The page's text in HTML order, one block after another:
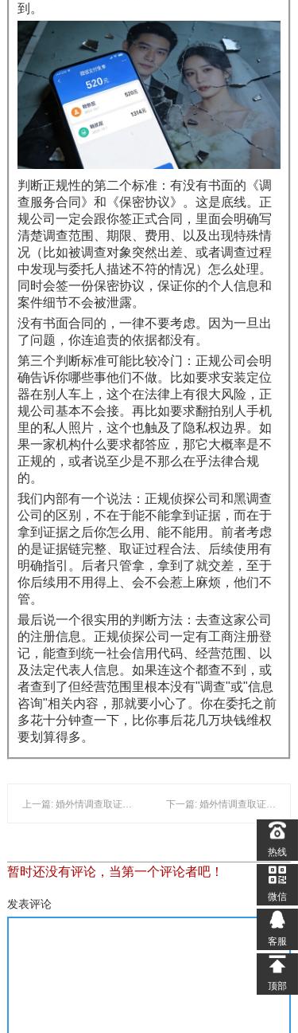
到。
判断正规性的第二个标准：有没有书面的《调
查服务合同》和《保密协议》。这是底线。正
规公司一定会跟你签正式合同，里面会明确写
清楚调查范围、期限、费用、以及出现特殊情
况（比如被调查对象突然出差、或者调查过程
中发现与委托人描述不符的情况）怎么处理。
同时会签一份保密协议，保证你的个人信息和
案件细节不会被泄露。
没有书面合同的，一律不要考虑。因为一旦出
了问题，你连追责的依据都没有。
第三个判断标准可能比较冷门：正规公司会明
确告诉你哪些事他们不做。比如要求安装定位
器在别人车上，这个在法律上有很大风险，正
规公司基本不会接。再比如要求翻拍别人手机
里的私人照片，这个也触及了隐私权边界。如
果一家机构什么要求都答应，那它大概率是不
正规的，或者说至少是不那么在乎法律合规
的。
我们内部有一个说法：正规侦探公司和黑调查
公司的区别，不在于能不能拿到证据，而在于
拿到证据之后你怎么用、能不能用。前者考虑
的是证据链完整、取证过程合法、后续使用有
明确指引。后者只管拿，拿到了就交差，至于
你后续用不用得上、会不会惹上麻烦，他们不
管。
最后说一个很实用的判断方法：去查这家公司
的注册信息。正规侦探公司一定有工商注册登
记，能查到统一社会信用代码、经营范围、以
及法定代表人信息。如果连这个都查不到，或
者查到了但经营范围里根本没有"调查"或"信息
咨询"相关内容，那就要小心了。你在委托之前
多花十分钟查一下，比你事后花几万块钱维权
要划算得多。
上一篇: 婚外情调查取证后证据怎么保 下一篇: 婚外情调查取证可以委托给外人吗
暂时还没有评论，当第一个评论者吧！
发表评论
热线
微信
客服
顶部